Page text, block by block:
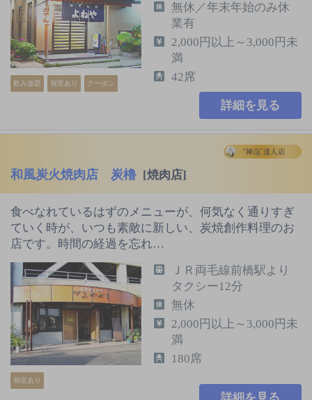
飲み放題 個室あり クーポン
無休／年末年始のみ休
業有
2,000円以上～3,000円未
満
42席
詳細を見る
和風炭火焼肉店 炭櫓 [焼肉店]
食べなれているはずのメニューが、何気なく通りすぎ
ていく時が、いつも素敵に新しい、炭焼創作料理のお
店です。時間の経過を忘れ…
個室あり
ＪＲ両毛線前橋駅より
タクシー12分
無休
2,000円以上～3,000円未
満
180席